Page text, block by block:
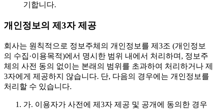
기합니다.
개인정보의 제3자 제공
회사는 원칙적으로 정보주체의 개인정보를 제3조 (개인정보
의 수집·이용목적)에서 명시한 범위 내에서 처리하며, 정보주
체의 사전 동의 없이는 본래의 범위를 초과하여 처리하거나 제
3자에게 제공하지 않습니다. 단, 다음의 경우에는 개인정보를
처리할 수 있습니다.
가. 이용자가 사전에 제3자 제공 및 공개에 동의한 경우